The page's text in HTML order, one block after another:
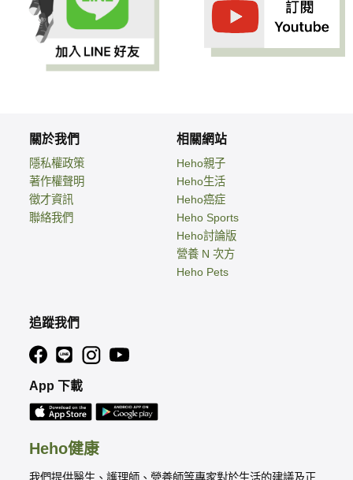
Heho健康
關於我們
隱私權政策
著作權聲明
徵才資訊
聯絡我們
相關網站
Heho親子
Heho生活
Heho癌症
Heho Sports
Heho討論版
營養 N 次方
Heho Pets
追蹤我們
App 下載